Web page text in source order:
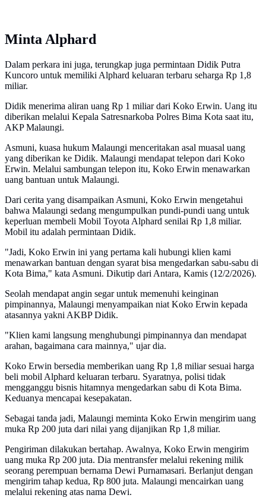
Minta Alphard
Dalam perkara ini juga, terungkap juga permintaan Didik Putra
Kuncoro untuk memiliki Alphard keluaran terbaru seharga Rp 1,8
miliar.
Didik menerima aliran uang Rp 1 miliar dari Koko Erwin. Uang itu
diberikan melalui Kepala Satresnarkoba Polres Bima Kota saat itu,
AKP Malaungi.
Asmuni, kuasa hukum Malaungi menceritakan asal muasal uang
yang diberikan ke Didik. Malaungi mendapat telepon dari Koko
Erwin. Melalui sambungan telepon itu, Koko Erwin menawarkan
uang bantuan untuk Malaungi.
Dari cerita yang disampaikan Asmuni, Koko Erwin mengetahui
bahwa Malaungi sedang mengumpulkan pundi-pundi uang untuk
keperluan membeli Mobil Toyota Alphard senilai Rp 1,8 miliar.
Mobil itu adalah permintaan Didik.
"Jadi, Koko Erwin ini yang pertama kali hubungi klien kami
menawarkan bantuan dengan syarat bisa mengedarkan sabu-sabu di
Kota Bima," kata Asmuni. Dikutip dari Antara, Kamis (12/2/2026).
Seolah mendapat angin segar untuk memenuhi keinginan
pimpinannya, Malaungi menyampaikan niat Koko Erwin kepada
atasannya yakni AKBP Didik.
"Klien kami langsung menghubungi pimpinannya dan mendapat
arahan, bagaimana cara mainnya," ujar dia.
Koko Erwin bersedia memberikan uang Rp 1,8 miliar sesuai harga
beli mobil Alphard keluaran terbaru. Syaratnya, polisi tidak
mengganggu bisnis hitamnya mengedarkan sabu di Kota Bima.
Keduanya mencapai kesepakatan.
Sebagai tanda jadi, Malaungi meminta Koko Erwin mengirim uang
muka Rp 200 juta dari nilai yang dijanjikan Rp 1,8 miliar.
Pengiriman dilakukan bertahap. Awalnya, Koko Erwin mengirim
uang muka Rp 200 juta. Dia mentransfer melalui rekening milik
seorang perempuan bernama Dewi Purnamasari. Berlanjut dengan
mengirim tahap kedua, Rp 800 juta. Malaungi mencairkan uang
melalui rekening atas nama Dewi.